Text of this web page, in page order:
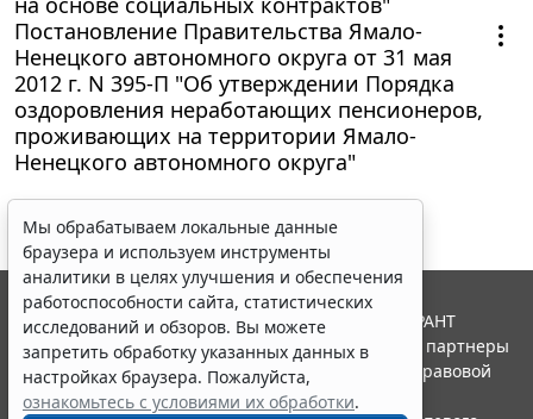
Постановление Правительства Ямало-
Ненецкого автономного округа от 31 мая
2012 г. N 395-П "Об утверждении Порядка
оздоровления неработающих пенсионеров,
проживающих на территории Ямало-
Ненецкого автономного округа"
Мы обрабатываем локальные данные
браузера и используем инструменты
аналитики в целях улучшения и обеспечения
работоспособности сайта, статистических
исследований и обзоров. Вы можете
запретить обработку указанных данных в
настройках браузера. Пожалуйста,
ознакомьтесь с условиями их обработки.
© ООО "НПП "ГАРАНТ-СЕРВИС", 2026. Система ГАРАНТ
выпускается с 1990 года. Компания "Гарант" и ее партнеры
являются участниками Российской ассоциации правовой
информации ГАРАНТ.